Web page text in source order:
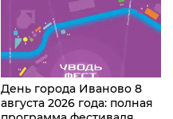
День города Иваново 8
августа 2026 года: полная